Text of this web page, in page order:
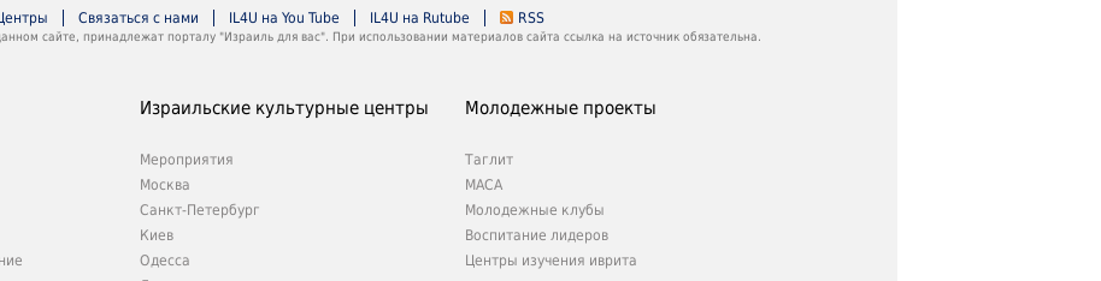
Связаться с нами IL4U на You Tube IL4U на Rutube RSS
сайте, принадлежат порталу "Израиль для вас". При использовании материалов сайта ссылка на источник обязательна.
Израильские культурные центры
Мероприятия
Москва
Санкт-Петербург
Киев
Одесса
Молодежные проекты
Таглит
МАСА
Молодежные клубы
Воспитание лидеров
Центры изучения иврита